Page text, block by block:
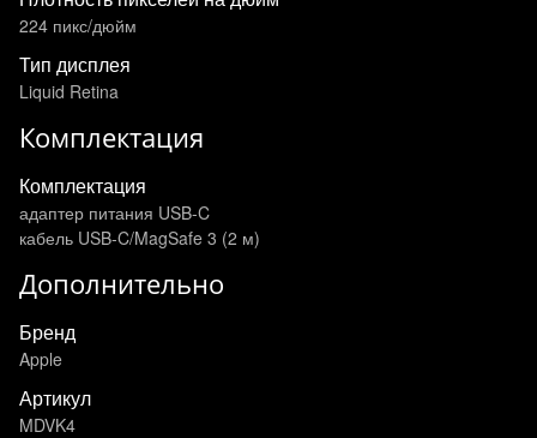
224 пикс/дюйм
Тип дисплея
Liquid Retina
Комплектация
Комплектация
адаптер питания USB-C
кабель USB-C/MagSafe 3 (2 м)
Дополнительно
Бренд
Apple
Артикул
MDVK4